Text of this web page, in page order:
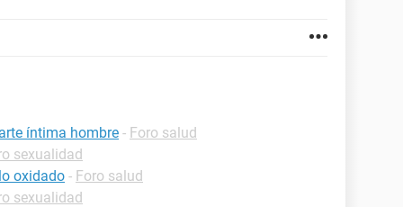
íntima hombre - Foro salud
sexualidad
oxidado - Foro salud
sexualidad